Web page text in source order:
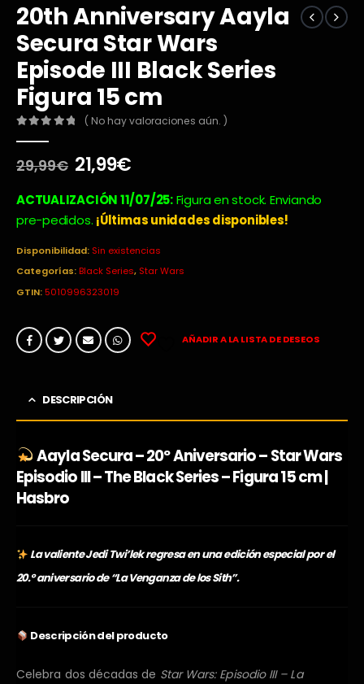
20th Anniversary Aayla
Secura Star Wars
Episode III Black Series
Figura 15 cm
( No hay valoraciones aún. )
29,99€ El
original
era:
21,99€El
actual
es:
ACTUALIZACIÓN 11/07/25:Figura en stock. Enviando
pre-pedidos. ¡Últimas unidades disponibles!
Disponibilidad: Sin existencias
Categorías:Black Series, Star Wars
GTIN:5010996323019
AÑADIR A LA LISTA DE DESEOS
DESCRIPCIÓN
Aayla Secura – 20º Aniversario – Star Wars
Episodio III – The Black Series – Figura 15 cm |
Hasbro
La valiente Jedi Twi’lek regresa en una edición especial por el
20.º aniversario de “La Venganza de los Sith”.
Descripción del producto
Celebra dos décadas de Star Wars: Episodio III – La